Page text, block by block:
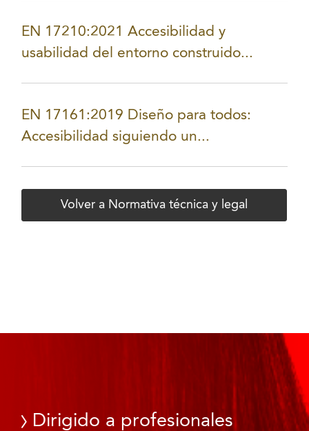
EN 17210:2021 Accesibilidad y
usabilidad del entorno construido...
EN 17161:2019 Diseño para todos:
Accesibilidad siguiendo un...
Volver a Normativa técnica y legal
Dirigido a profesionales